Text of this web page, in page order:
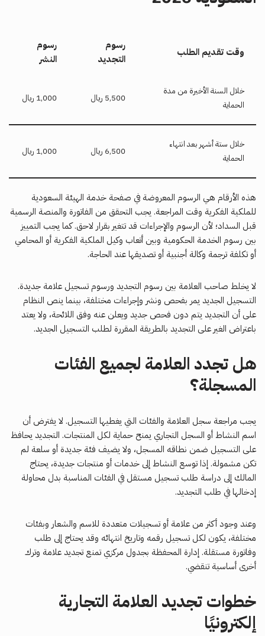
وقت تقديم الطلب
رسوم
التجديد
رسوم
النشر
خلال السنة الأخيرة من مدة
الحماية
5,500 ريال 1,000 ريال
خلال ستة أشهر بعد انتهاء
الحماية
6,500 ريال 1,000 ريال
هذه الأرقام هي الرسوم المعروضة في صفحة خدمة الهيئة السعودية
للملكية الفكرية وقت المراجعة. يجب التحقق من الفاتورة والمنصة الرسمية
قبل السداد؛ لأن الرسوم والإجراءات قد تتغير بقرار لاحق. كما يجب التمييز
بين رسوم الخدمة الحكومية وبين أتعاب وكيل الملكية الفكرية أو المحامي
أو تكلفة ترجمة وكالة أجنبية أو تصديقها عند الحاجة.
لا يخلط صاحب العلامة بين رسوم التجديد ورسوم تسجيل علامة جديدة.
التسجيل الجديد يمر بفحص ونشر وإجراءات مختلفة، بينما ينص النظام
على أن التجديد يتم دون فحص جديد ويعلن عنه وفق اللائحة، ولا يعتد
باعتراض الغير على التجديد بالطريقة المقررة لطلب التسجيل الجديد.
هل تجدد العلامة لجميع الفئات
المسجلة؟
يجب مراجعة سجل العلامة والفئات التي يغطيها التسجيل. لا يفترض أن
اسم النشاط أو السجل التجاري يمنح حماية لكل المنتجات. التجديد يحافظ
على التسجيل ضمن نطاقه المسجل، ولا يضيف فئة جديدة أو سلعة لم
تكن مشمولة. إذا توسع النشاط إلى خدمات أو منتجات جديدة، يحتاج
المالك إلى دراسة طلب تسجيل مستقل في الفئات المناسبة بدل محاولة
إدخالها في طلب التجديد.
وعند وجود أكثر من علامة أو تسجيلات متعددة للاسم والشعار وبفئات
مختلفة، يكون لكل تسجيل رقمه وتاريخ انتهائه وقد يحتاج إلى طلب
وفاتورة مستقلة. إدارة المحفظة بجدول مركزي تمنع تجديد علامة وترك
أخرى أساسية تنقضي.
خطوات تجديد العلامة التجارية
إلكترونيًا